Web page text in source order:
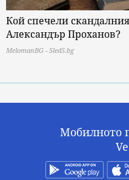
Кой спечели
Александър Проханов?
MelomanBG - Sled5.bg
Мобилното